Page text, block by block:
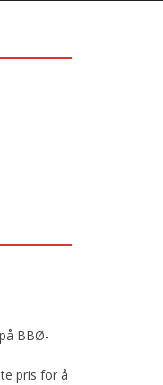
BBØ-
pris for å